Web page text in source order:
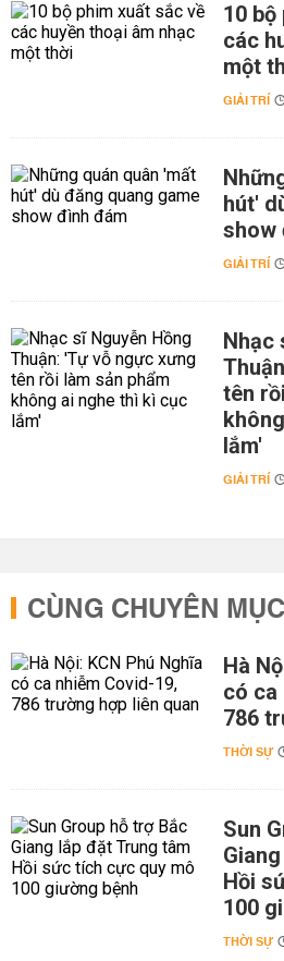
10
các
một
GIẢI TRÍ
hút'
show
GIẢI TRÍ
Nhạc
tên
lắm'
GIẢI TRÍ
CÙNG CHUYÊN MỤC
Hà
có ca
786
THỜI SỰ
Sun
Hồi
100
THỜI SỰ